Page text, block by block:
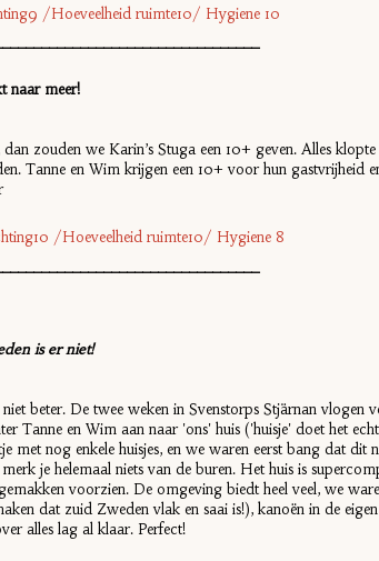
/Hoeveelheid ruimte10/ Hygiene 10
naar meer!
zouden we Karin’s Stuga een 10+ geven. Alles
Tanne en Wim krijgen een 10+ voor hun gastvrijheid
/Hoeveelheid ruimte10/ Hygiene 8
is er niet!
beter. De twee weken in Svenstorps Stjärnan
Tanne en Wim aan naar 'ons' huis ('huisje' doet het
met nog enkele huisjes, en we waren eerst bang dat
je helemaal niets van de buren. Het huis is
voorzien. De omgeving biedt heel veel, we
dat zuid Zweden vlak en saai is!), kanoën in de
alles lag al klaar. Perfect!